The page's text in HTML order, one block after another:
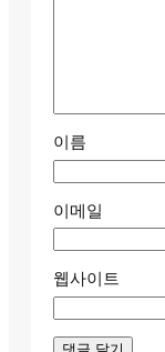
이름
이메일
웹사이트